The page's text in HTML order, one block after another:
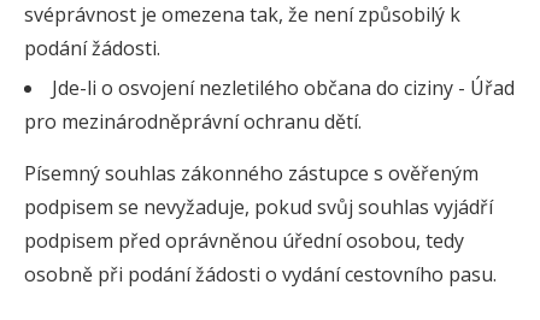
svéprávnost je omezena tak, že není způsobilý k
podání žádosti.
Jde-li o osvojení nezletilého občana do ciziny - Úřad
pro mezinárodněprávní ochranu dětí.
Písemný souhlas zákonného zástupce s ověřeným
podpisem se nevyžaduje, pokud svůj souhlas vyjádří
podpisem před oprávněnou úřední osobou, tedy
osobně při podání žádosti o vydání cestovního pasu.